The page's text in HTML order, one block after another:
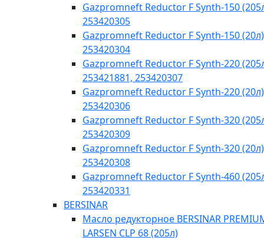
Gazpromneft Reductor F Synth-150
253420305
Gazpromneft Reductor F Synth-150 (20л)
253420304
Gazpromneft Reductor F Synth-220
253421881, 253420307
Gazpromneft Reductor F Synth-220 (20л)
253420306
Gazpromneft Reductor F Synth-320
253420309
Gazpromneft Reductor F Synth-320 (20л)
253420308
Gazpromneft Reductor F Synth-460
253420331
BERSINAR
Масло редукторное BERSINAR
LARSEN CLP 68 (205л)